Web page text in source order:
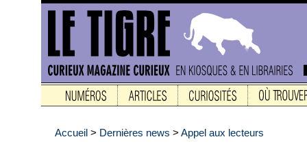
Accueil > Dernières news > Appel aux lecteurs